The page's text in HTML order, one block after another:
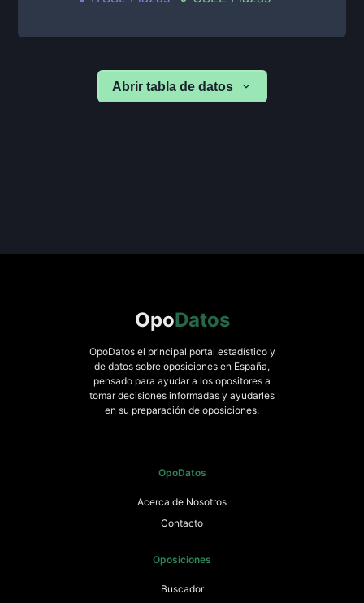
Abrir tabla de datos
OpoDatos
OpoDatos el principal portal estadístico y
de datos sobre oposiciones en España,
pensado para ayudar a los opositores a
tomar decisiones informadas y ayudarles
en su preparación de oposiciones.
OpoDatos
Acerca de Nosotros
Contacto
Oposiciones
Buscador